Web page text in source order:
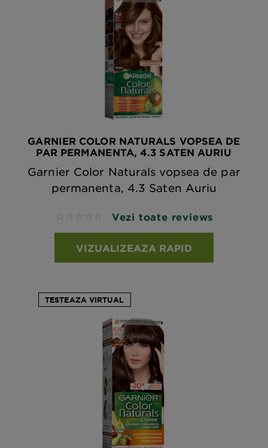
GARNIER COLOR NATURALS VOPSEA DE
PAR PERMANENTA, 4.3 SATEN AURIU
Garnier Color Naturals vopsea de par
permanenta, 4.3 Saten Auriu
No reviews Vezi toate reviews
VIZUALIZEAZA RAPID
TESTEAZA VIRTUAL